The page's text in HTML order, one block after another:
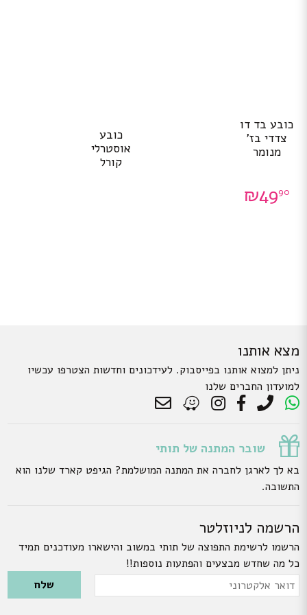
למוצר
זה
מספר
לבחור
כובע בד דו
צדדי בז’
מנומר
₪4990
כובע
אוסטרלי
קורל
מצא אותנו
ניתן למצוא אותנו בפייסבוק. לעידכונים וחדשות הצטרפו עכשיו
למועדון החברים שלנו
שובר המתנה של תותי
בא לך לארגן לחברה את המתנה המושלמת? הגיפט קארד שלנו הוא
התשובה.
הרשמה לניוזלטר
הרשמו לרשימת התפוצה של תותי במשוב והישארו מעודכנים תמיד
כל מה שחדש מבצעים והפתעות נוספות!!
Please leave this field empty.
דואר